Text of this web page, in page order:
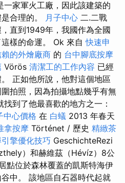
一家軍火工廠，因此該建築的
合理的。
月子中心 二.二戰
直到1949年，我國作為全國
樣的命運。 Ok 來自快速申
的外燴廠商 的 台中腳底按摩
Vörös 清潔工的工作內容 已經
正如他所說，他對這個地區
拍照，因為拍攝地點幾乎有無
到了他最喜歡的地方之一：
中心價格 在 白蟻 2013 年春天
拿按摩 Történet / 歷史 精緻茶
擎優化技巧 GeschichteRezi
）和赫維茲（Hévíz）8公
點位於森林覆蓋的凱斯特海伊
中。 該地區自石器時代起就